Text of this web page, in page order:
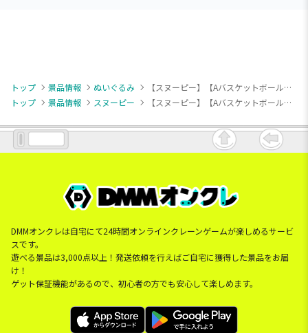
トップ 景品情報 ぬいぐるみ
【スヌーピー】【Aバスケットボール】SNOOPY(TM) アクぬい For Amusement スポーツVer.（EX）
トップ
景品情報 スヌーピー 【スヌーピー】【Aバスケットボール】SNOOPY(TM) アクぬい For Amusement スポーツVer.（EX）
DMMオンクレは自宅にて24時間オンラインクレーンゲームが楽しめるサービ
スです。
遊べる景品は3,000点以上！発送依頼を行えばご自宅に獲得した景品をお届
け！
ゲット保証機能があるので、初心者の方でも安心して楽しめます。